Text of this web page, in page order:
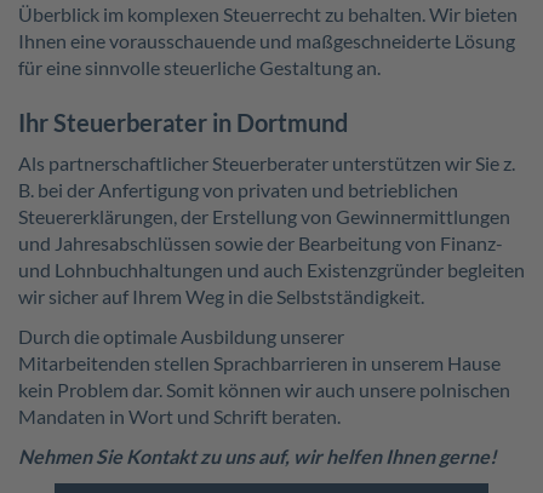
Überblick im komplexen Steuerrecht zu behalten. Wir bieten
Ihnen eine vorausschauende und maßgeschneiderte Lösung
für eine sinnvolle steuerliche Gestaltung an.
Ihr Steuerberater in Dortmund
Als partnerschaftlicher Steuerberater unterstützen wir Sie z.
B. bei der Anfertigung von privaten und betrieblichen
Steuererklärungen, der Erstellung von Gewinnermittlungen
und Jahresabschlüssen sowie der Bearbeitung von Finanz-
und Lohnbuchhaltungen und auch Existenzgründer begleiten
wir sicher auf Ihrem Weg in die Selbstständigkeit.
Durch die optimale Ausbildung unserer
Mitarbeitenden stellen Sprachbarrieren in unserem Hause
kein Problem dar. Somit können wir auch unsere polnischen
Mandaten in Wort und Schrift beraten.
Nehmen Sie Kontakt zu uns auf, wir helfen Ihnen gerne!